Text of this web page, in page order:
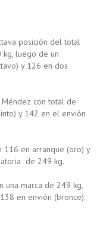
posición del total
luego de un
y 126 en dos
con total de
y 142 en el envión
116 en arranque (oro) y
de 249 kg.
una marca de 249 kg,
en envión (bronce).